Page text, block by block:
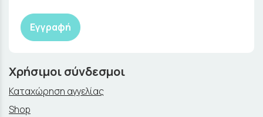
Εγγραφή
Χρήσιμοι σύνδεσμοι
Καταχώρηση αγγελίας
Shop